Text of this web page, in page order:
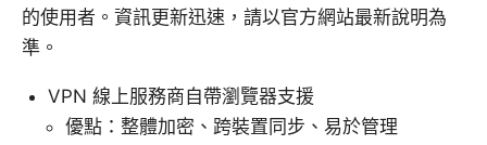
的使用者。資訊更新迅速，請以官方網站最新說明為
準。
VPN 線上服務商自帶瀏覽器支援
優點：整體加密、跨裝置同步、易於管理